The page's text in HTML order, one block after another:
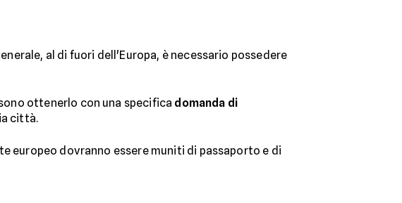
al di fuori dell'Europa, è necessario possedere
ottenerlo con una specifica domanda di
città.
europeo dovranno essere muniti di passaporto e di